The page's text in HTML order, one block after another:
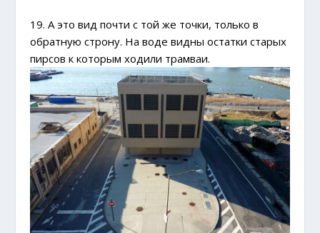
19. А это вид почти с той же точки, только в
обратную строну. На воде видны остатки старых
пирсов к которым ходили трамваи.